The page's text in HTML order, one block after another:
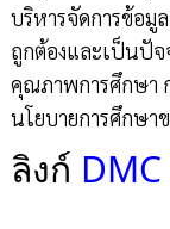
บริหารจัดการข้อมู
ถูกต้องและเป็นปั
คุณภาพการศึกษา
นโยบายการศึกษา
ลิงก์